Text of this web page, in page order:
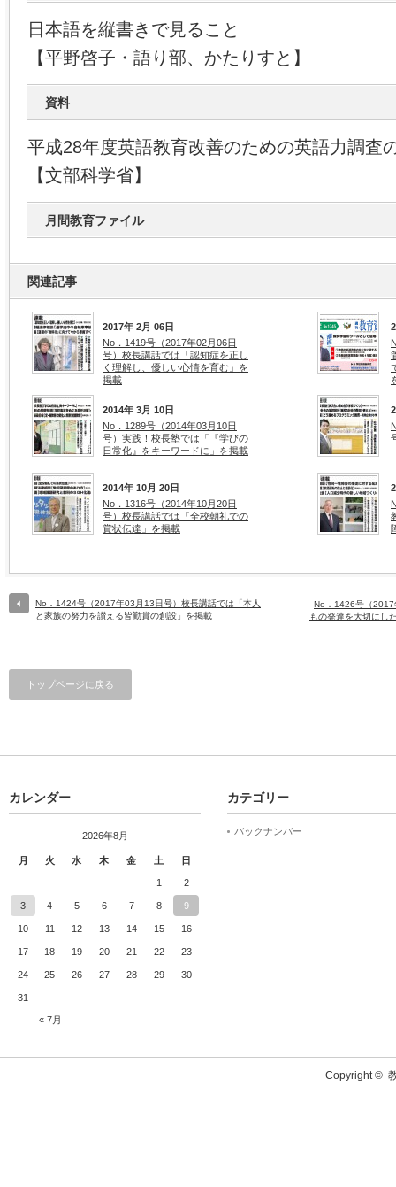
日本語を縦書きで見ること
【平野啓子・語り部、かたりすと】
資料
平成28年度英語教育改善のための英語力調査
【文部科学省】
月間教育ファイル
関連記事
2017年 2月 06日
No．1419号（2017年02月06日
号）校長講話では「認知症を正し
く理解し、優しい心情を育む」を
掲載
2014年 3月 10日
No．1289号（2014年03月10日
号）実践！校長塾では「『学びの
日常化』をキーワードに」を掲載
2014年 10月 20日
No．1316号（2014年10月20日
号）校長講話では「全校朝礼での
賞状伝達」を掲載
No．1424号（2017年03月13日号）校長講話では「本人
と家族の努力を讃える皆勤賞の創設」を掲載
No．1426号（2017
もの発達を大切にし
トップページに戻る
カレンダー
2026年8月
月 火 水 木 金 土 日
« 7月
1 2
3 4 5 6 7 8 9
10 11 12 13 14 15 16
17 18 19 20 21 22 23
24 25 26 27 28 29 30
31
カテゴリー
バックナンバー
Copyright ©